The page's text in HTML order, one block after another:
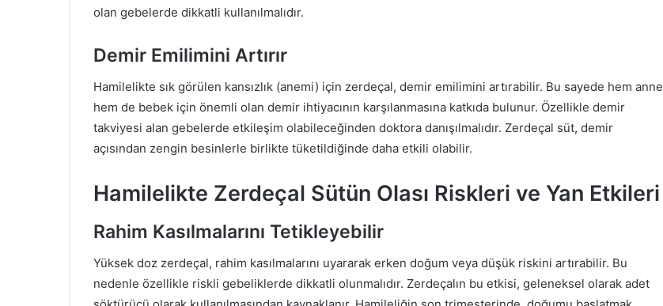
olan gebelerde dikkatli kullanılmalıdır.
Demir Emilimini Artırır
Hamilelikte sık görülen kansızlık (anemi) için zerdeçal, demir emilimini artırabilir. Bu sayede hem anne
hem de bebek için önemli olan demir ihtiyacının karşılanmasına katkıda bulunur. Özellikle demir
takviyesi alan gebelerde etkileşim olabileceğinden doktora danışılmalıdır. Zerdeçal süt, demir
açısından zengin besinlerle birlikte tüketildiğinde daha etkili olabilir.
Hamilelikte Zerdeçal Sütün Olası Riskleri ve Yan Etkileri
Rahim Kasılmalarını Tetikleyebilir
Yüksek doz zerdeçal, rahim kasılmalarını uyararak erken doğum veya düşük riskini artırabilir. Bu
nedenle özellikle riskli gebeliklerde dikkatli olunmalıdır. Zerdeçalın bu etkisi, geleneksel olarak adet